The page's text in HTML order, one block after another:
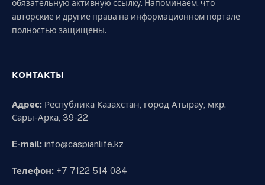
обязательную активную ссылку. Напоминаем, что
авторские и другие права на информационном портале
полностью защищены.
КОНТАКТЫ
Адрес: Республика Казахстан, город Атырау, мкр.
Сары-Арка, 39-22
E-mail: info@caspianlife.kz
Телефон: +7 7122 514 084